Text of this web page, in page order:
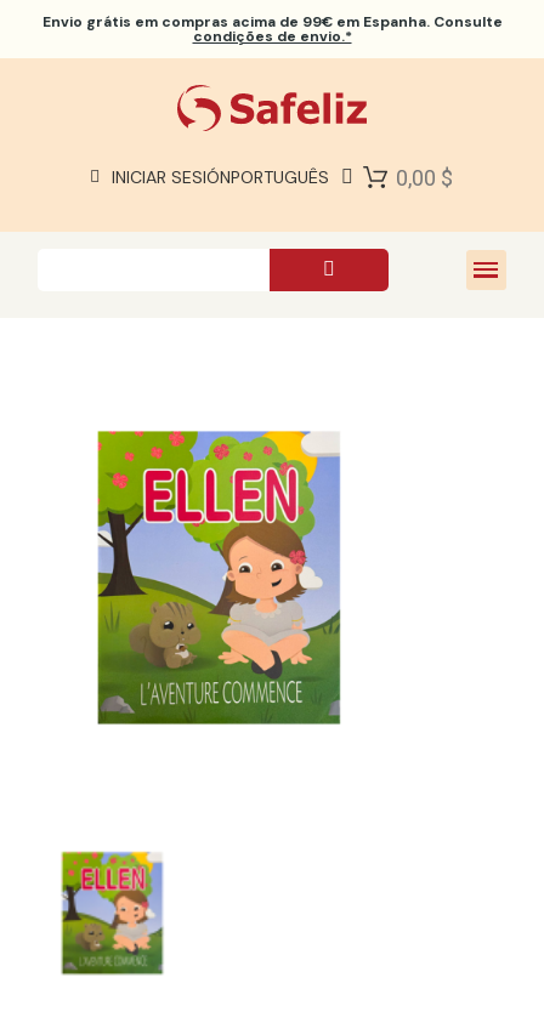
Envio grátis em compras acima de 99€ em Espanha. Consulte
condições de envio.*
INICIAR SESIÓNPORTUGUÊS 0,00 $